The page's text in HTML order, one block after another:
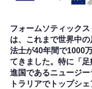
フォームソティック
は、これまで世界中
法士が40年間で1000
てきました。特に「
進国であるニュージ
トラリアでトップシ